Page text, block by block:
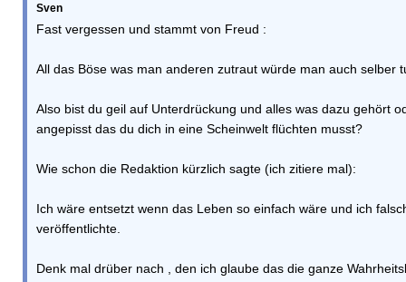
Sven
Fast vergessen und stammt von Freud :
All das Böse was man anderen zutraut würde man auch selber
Also bist du geil auf Unterdrückung und alles was dazu gehört
angepisst das du dich in eine Scheinwelt flüchten musst?
Wie schon die Redaktion kürzlich sagte (ich zitiere mal):
Ich wäre entsetzt wenn das Leben so einfach wäre und ich
veröffentlichte.
Denk mal drüber nach , den ich glaube das die ganze